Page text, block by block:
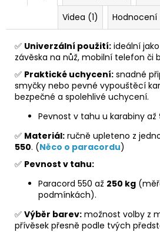
Videa (1)
Hodnocení
✅ Univerzální použití: ideální
závěska na nůž, mobilní telefon či
✅ Praktické uchycení: snadné
smyčky nebo pevné vypouštěcí
bezpečné a spolehlivé uchycení.
Pevnost v tahu u karabiny až
✅ Materiál: ručně upleteno z
550. (Něco o paracordu)
✅ Pevnost v tahu:
Paracord 550 až 250 kg
podmínkách).
✅ Výběr barev: možnost volby z
přívěsek přesně podle tvých